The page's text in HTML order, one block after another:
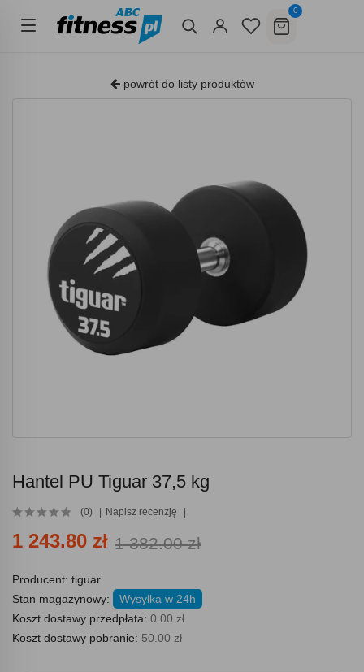
0
powrót do listy produktów
Hantel PU Tiguar 37,5 kg
(0) Napisz recenzję
1 243.80 zł 1 382.00 zł
Producent: tiguar
Stan magazynowy:
Wysyłka w 24h
Koszt dostawy przedpłata: 0.00 zł
Koszt dostawy pobranie: 50.00 zł